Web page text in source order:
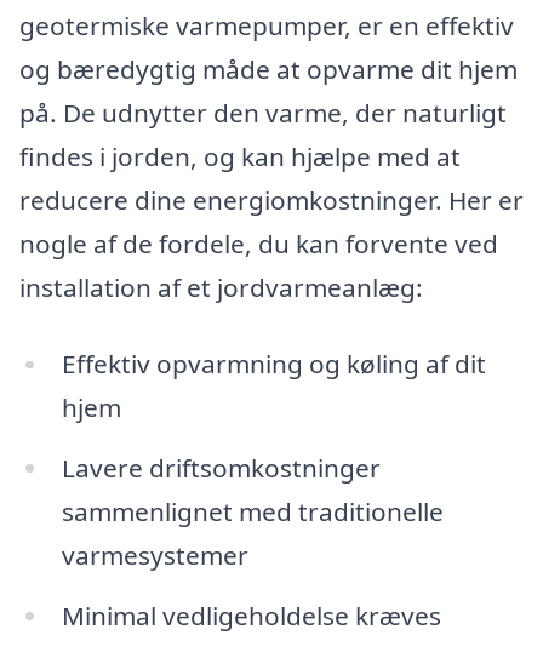
geotermiske varmepumper, er en effektiv
og bæredygtig måde at opvarme dit hjem
på. De udnytter den varme, der naturligt
findes i jorden, og kan hjælpe med at
reducere dine energiomkostninger. Her er
nogle af de fordele, du kan forvente ved
installation af et jordvarmeanlæg:
Effektiv opvarmning og køling af dit
hjem
Lavere driftsomkostninger
sammenlignet med traditionelle
varmesystemer
Minimal vedligeholdelse kræves